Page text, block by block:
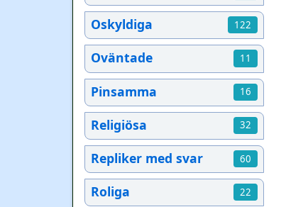
Oskyldiga 122
Oväntade 11
Pinsamma 16
Religiösa 32
Repliker med svar 60
Roliga 22